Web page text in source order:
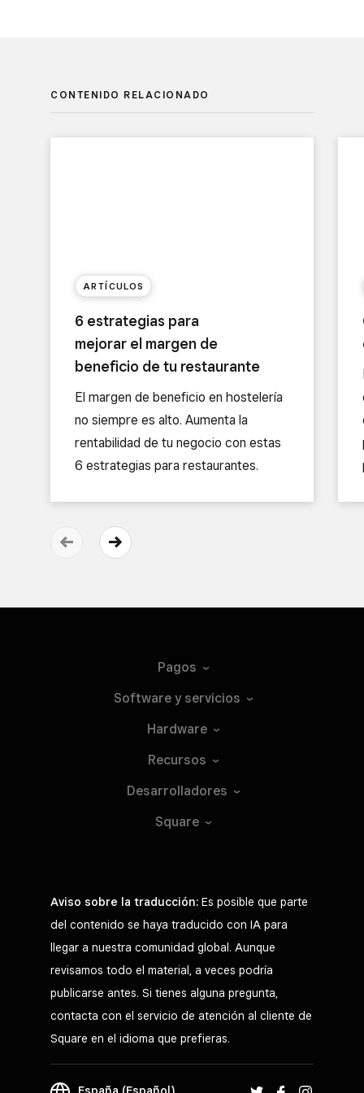
CONTENIDO RELACIONADO
ARTÍCULOS
6 estrategias para
mejorar el margen de
beneficio de tu restaurante
El margen de beneficio en hostelería
no siempre es alto. Aumenta la
rentabilidad de tu negocio con estas
6 estrategias para restaurantes.
Pagos
Software y servicios
Hardware
Recursos
Desarrolladores
Square
Aviso sobre la traducción: Es posible que parte
del contenido se haya traducido con IA para
llegar a nuestra comunidad global. Aunque
revisamos todo el material, a veces podría
publicarse antes. Si tienes alguna pregunta,
contacta con el servicio de atención al cliente de
Square en el idioma que prefieras.